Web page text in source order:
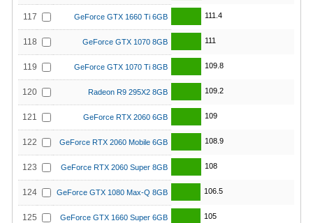
117 GeForce GTX 1660 Ti 6GB 111.4
118 GeForce GTX 1070 8GB 111
119 GeForce GTX 1070 Ti 8GB 109.8
120 Radeon R9 295X2 8GB 109.2
121 GeForce RTX 2060 6GB 109
122 GeForce RTX 2060 Mobile 6GB 108.9
123 GeForce RTX 2060 Super 8GB 108
124 GeForce GTX 1080 Max-Q 8GB 106.5
125 GeForce GTX 1660 Super 6GB 105